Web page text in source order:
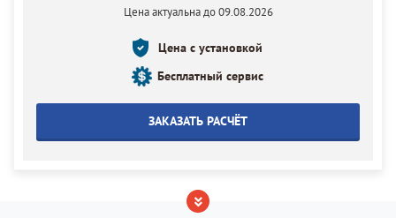
Цена актуальна до 09.08.2026
Цена с установкой
Бесплатный сервис
ЗАКАЗАТЬ РАСЧЁТ